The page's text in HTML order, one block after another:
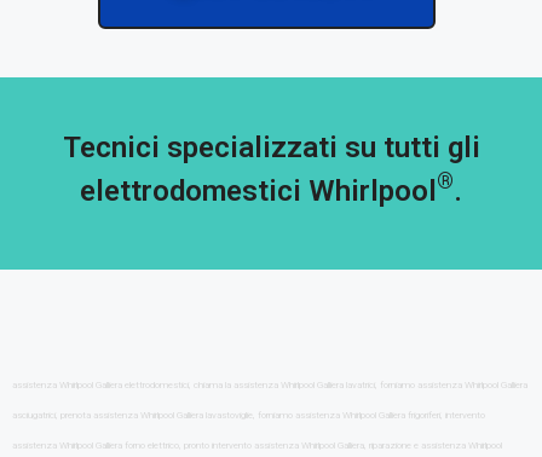
Tecnici specializzati su tutti gli
elettrodomestici Whirlpool ®.
assistenza Whirlpool Galliera elettrodomestici, chiama la assistenza Whirlpool Galliera lavatrici, forniamo assistenza Whirlpool Galliera
asciugatrici, prenota assistenza Whirlpool Galliera lavastoviglie, forniamo assistenza Whirlpool Galliera frigoriferi, intervento
assistenza Whirlpool Galliera forno elettrico, pronto intervento assistenza Whirlpool Galliera, riparazione e assistenza Whirlpool